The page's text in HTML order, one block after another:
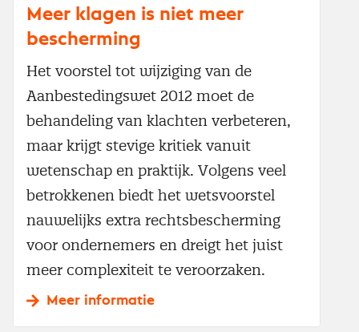
Meer klagen is niet meer
bescherming
Het voorstel tot wijziging van de
Aanbestedingswet 2012 moet de
behandeling van klachten verbeteren,
maar krijgt stevige kritiek vanuit
wetenschap en praktijk. Volgens veel
betrokkenen biedt het wetsvoorstel
nauwelijks extra rechtsbescherming
voor ondernemers en dreigt het juist
meer complexiteit te veroorzaken.
Meer informatie